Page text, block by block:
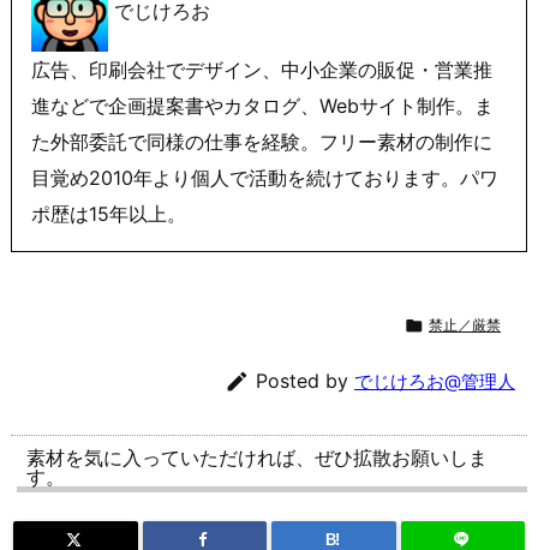
でじけろお
広告、印刷会社でデザイン、中小企業の販促・営業推
進などで企画提案書やカタログ、Webサイト制作。ま
た外部委託で同様の仕事を経験。フリー素材の制作に
目覚め2010年より個人で活動を続けております。パワ
ポ歴は15年以上。
 禁止／厳禁
 Posted by でじけろお@管理人
素材を気に入っていただければ、ぜひ拡散お願いしま
す。
B!